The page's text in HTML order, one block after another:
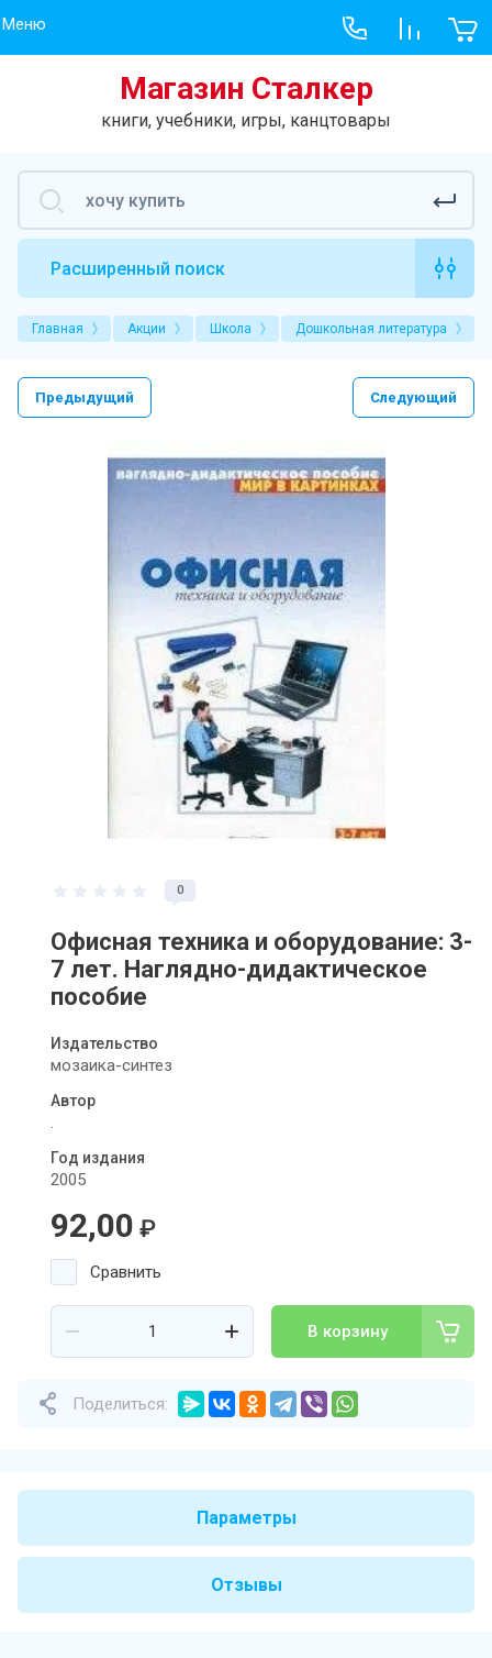
Учебники
Книги
Творчество
Новое на сайте
Меню
Магазин Сталкер
книги, учебники, игры, канцтовары
Расширенный поиск
Главная Акции Школа Дошкольная литература
Предыдущий Следующий
0
Офисная техника и оборудование: 3-
7 лет. Наглядно-дидактическое
пособие
Издательство
мозаика-синтез
Автор
.
Год издания
2005
92,00 ₽
Сравнить
В корзину
Поделиться:
Параметры
Отзывы